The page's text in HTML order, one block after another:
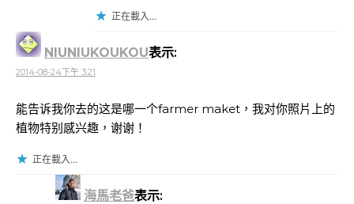
正在載入...
NIUNIUKOUKOU表示:
2014-08-24下午 3:21
能告诉我你去的这是哪一个farmer maket，我对你照片上的
植物特别感兴趣，谢谢！
正在載入...
海馬老爸表示: